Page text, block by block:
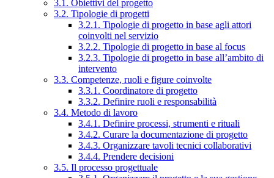
3.1. Obiettivi del progetto
3.2. Tipologie di progetti
3.2.1. Tipologie di progetto in base agli attori
coinvolti nel servizio
3.2.2. Tipologie di progetto in base al focus
3.2.3. Tipologie di progetto in base all’ambito di
intervento
3.3. Competenze, ruoli e figure coinvolte
3.3.1. Coordinatore di progetto
3.3.2. Definire ruoli e responsabilità
3.4. Metodo di lavoro
3.4.1. Definire processi, strumenti e rituali
3.4.2. Curare la documentazione di progetto
3.4.3. Organizzare tavoli tecnici collaborativi
3.4.4. Prendere decisioni
3.5. Il processo progettuale